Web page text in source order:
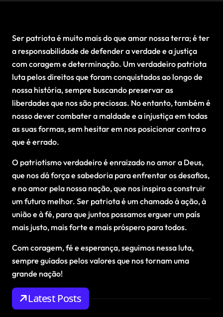
Ser patriota é muito mais do que amar nossa terra; é ter
a responsabilidade de defender a verdade e a justiça
com coragem e determinação. Um verdadeiro patriota
luta pelos direitos que foram conquistados ao longo de
nossa história, sempre buscando preservar as
liberdades que nos são preciosas. No entanto, também é
nosso dever combater a maldade e a injustiça em todas
as suas formas, sem hesitar em nos posicionar contra o
que é errado.
O patriotismo verdadeiro é enraizado no amor a Deus,
que nos dá força e sabedoria para enfrentar os desafios,
e no amor pela nossa nação, que nos inspira a construir
um futuro melhor. Ser patriota é um chamado à ação, à
união e à fé, para que juntos possamos erguer um país
mais justo, mais forte e mais próspero para todos.
Com coragem, fé e esperança, seguimos nessa luta,
sempre guiados pelos valores que nos tornam uma
grande nação!
Latest Posts